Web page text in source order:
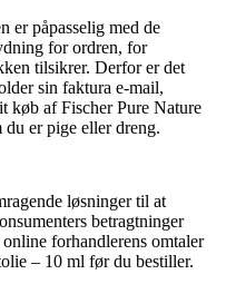
er påpasselig med de
for ordren, for
tilsikrer. Derfor er det
sin faktura e-mail,
køb af Fischer Pure Nature
er pige eller dreng.
løsninger til at
betragtninger
forhandlerens omtaler
– 10 ml før du bestiller.